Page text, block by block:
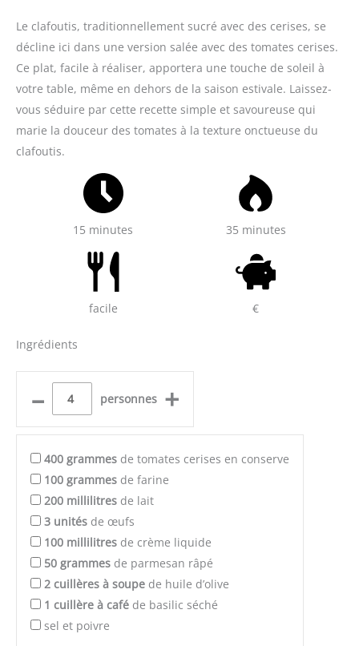
Le clafoutis, traditionnellement sucré avec des cerises, se
décline ici dans une version salée avec des tomates cerises.
Ce plat, facile à réaliser, apportera une touche de soleil à
votre table, même en dehors de la saison estivale. Laissez-
vous séduire par cette recette simple et savoureuse qui
marie la douceur des tomates à la texture onctueuse du
clafoutis.
15 minutes 35 minutes
facile €
Ingrédients
– personnes +
400 grammes de tomates cerises en conserve
100 grammes de farine
200 millilitres de lait
3 unités de œufs
100 millilitres de crème liquide
50 grammes de parmesan râpé
2 cuillères à soupe de huile d’olive
1 cuillère à café de basilic séché
sel et poivre